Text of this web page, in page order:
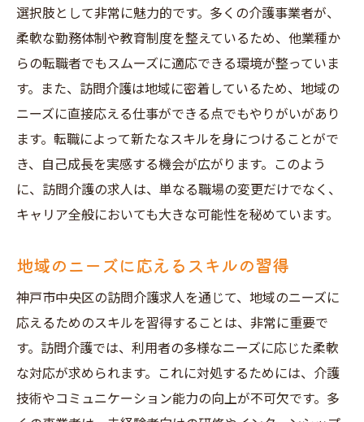
選択肢として非常に魅力的です。多くの介護事業者が、
柔軟な勤務体制や教育制度を整えているため、他業種か
らの転職者でもスムーズに適応できる環境が整っていま
す。また、訪問介護は地域に密着しているため、地域の
ニーズに直接応える仕事ができる点でもやりがいがあり
ます。転職によって新たなスキルを身につけることがで
き、自己成長を実感する機会が広がります。このよう
に、訪問介護の求人は、単なる職場の変更だけでなく、
キャリア全般においても大きな可能性を秘めています。
地域のニーズに応えるスキルの習得
神戸市中央区の訪問介護求人を通じて、地域のニーズに
応えるためのスキルを習得することは、非常に重要で
す。訪問介護では、利用者の多様なニーズに応じた柔軟
な対応が求められます。これに対処するためには、介護
技術やコミュニケーション能力の向上が不可欠です。多